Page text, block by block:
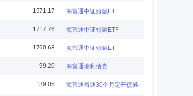
理等多家金融机构负责零售基金投资、私人银
理兼投资管理部总经理、华宝信托投资责任有
金基金经理，华宝兴业基金管理有限公司副
1571.17 海富通中证短融ETF
1717.76 海富通中证短融ETF
1760.68 海富通中证短融ETF
99.20 海富通瑞利债券
139.05 海富通裕通30个月定开债券